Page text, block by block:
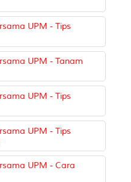
UPM - Tips
UPM - Tanam
UPM - Tips
UPM - Tips
UPM - Cara